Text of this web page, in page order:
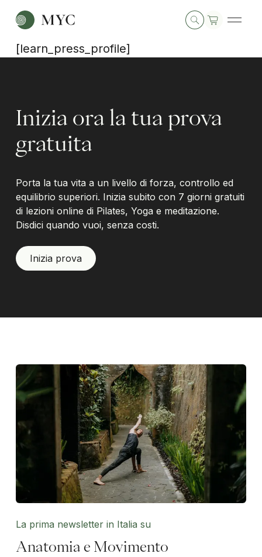
[learn_press_profile]
Inizia ora la tua prova
gratuita
Porta la tua vita a un livello di forza, controllo ed
equilibrio superiori. Inizia subito con 7 giorni gratuiti
di lezioni online di Pilates, Yoga e meditazione.
Disdici quando vuoi, senza costi.
Inizia prova
La prima newsletter in Italia su
Anatomia e Movimento